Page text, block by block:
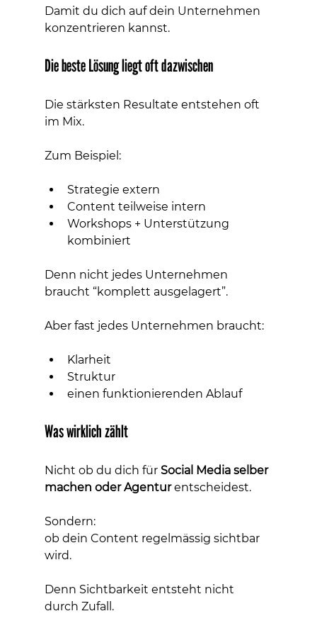
Damit du dich auf dein Unternehmen
konzentrieren kannst.
Die beste Lösung liegt oft dazwischen
Die stärksten Resultate entstehen oft
im Mix.
Zum Beispiel:
Strategie extern
Content teilweise intern
Workshops + Unterstützung
kombiniert
Denn nicht jedes Unternehmen
braucht “komplett ausgelagert”.
Aber fast jedes Unternehmen braucht:
Klarheit
Struktur
einen funktionierenden Ablauf
Was wirklich zählt
Nicht ob du dich für Social Media selber
machen oder Agentur entscheidest.
Sondern:
ob dein Content regelmässig sichtbar
wird.
Denn Sichtbarkeit entsteht nicht
durch Zufall.